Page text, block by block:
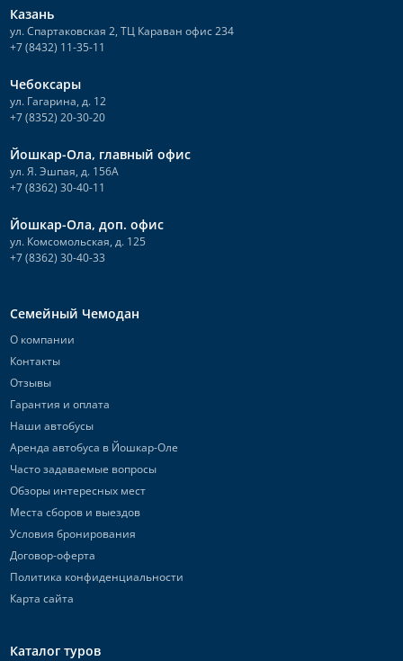
Казань
ул. Спартаковская 2, ТЦ Караван офис 234
+7 (8432) 11-35-11
Чебоксары
ул. Гагарина, д. 12
+7 (8352) 20-30-20
Йошкар-Ола, главный офис
ул. Я. Эшпая, д. 156А
+7 (8362) 30-40-11
Йошкар-Ола, доп. офис
ул. Комсомольская, д. 125
+7 (8362) 30-40-33
Семейный Чемодан
О компании
Контакты
Отзывы
Гарантия и оплата
Наши автобусы
Аренда автобуса в Йошкар-Оле
Часто задаваемые вопросы
Обзоры интересных мест
Места сборов и выездов
Условия бронирования
Договор-оферта
Политика конфиденциальности
Карта сайта
Каталог туров